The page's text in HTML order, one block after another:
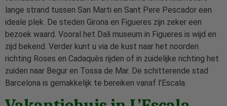
lange strand tussen San Marti en Sant Pere Pescador een
ideale plek. De steden Girona en Figueres zijn zeker een
bezoek waard. Vooral het Dali museum in Figueres is wijd en
zijd bekend. Verder kunt u via de kust naar het noorden
richting Roses en Cadaquès rijden of in zuidelijke richting het
zuiden naar Begur en Tossa de Mar. De schitterende stad
Barcelona is gemakkelijk te bereiken vanaf l’Escala.